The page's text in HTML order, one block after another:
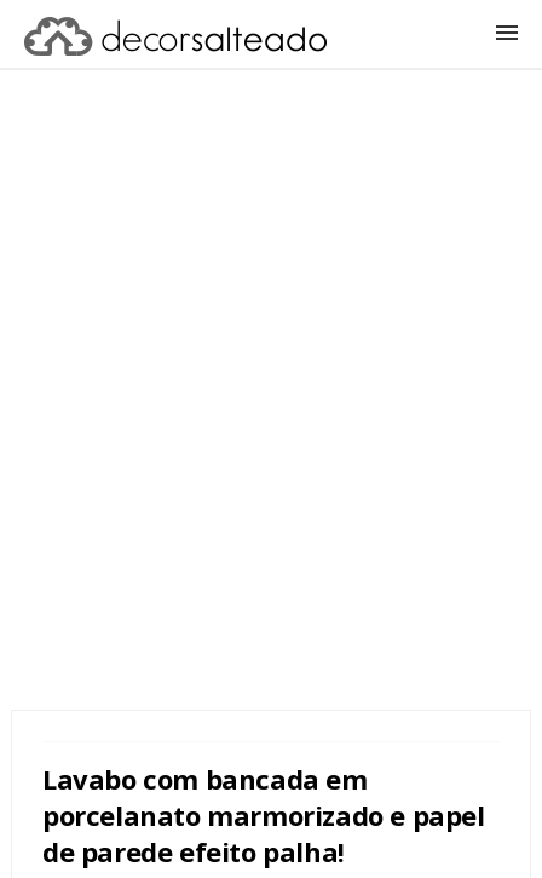
Lavabo com bancada em
porcelanato marmorizado e papel
de parede efeito palha!